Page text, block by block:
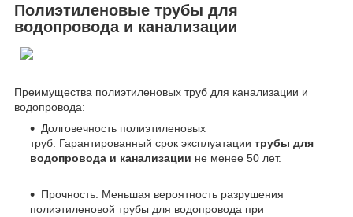
Полиэтиленовые трубы для
водопровода и канализации
Преимущества полиэтиленовых труб для канализации и
водопровода:
Долговечность полиэтиленовых
труб. Гарантированный срок эксплуатации трубы для
водопровода и канализации не менее 50 лет.
Прочность. Меньшая вероятность разрушения
полиэтиленовой трубы для водопровода при